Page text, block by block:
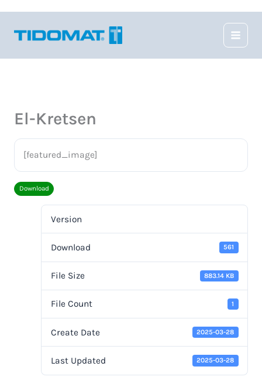
innehåll
El-Kretsen
[featured_image]
Download
Version
Download 561
File Size 883.14 KB
File Count 1
Create Date 2025-03-28
Last Updated 2025-03-28